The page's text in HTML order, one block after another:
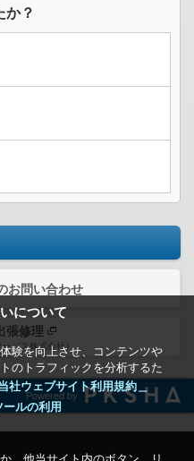
について
験を向上させ、コンテンツや
のトラフィックを分析するた
社ウェブサイト利用規約＿
ルの利用
か？
お問い合わせ
張修理
ービス株式会社）
Powered by